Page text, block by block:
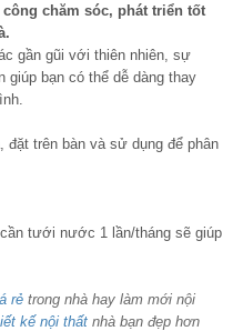
chăm sóc, phát triển tốt
gần gũi với thiên nhiên, sự
giúp bạn có thể dễ dàng thay
trên bàn và sử dụng để phân
tưới nước 1 lần/tháng sẽ giúp
rẻtrong nhà hay làm mới nội
kế nội thấtnhà bạn đẹp hơn